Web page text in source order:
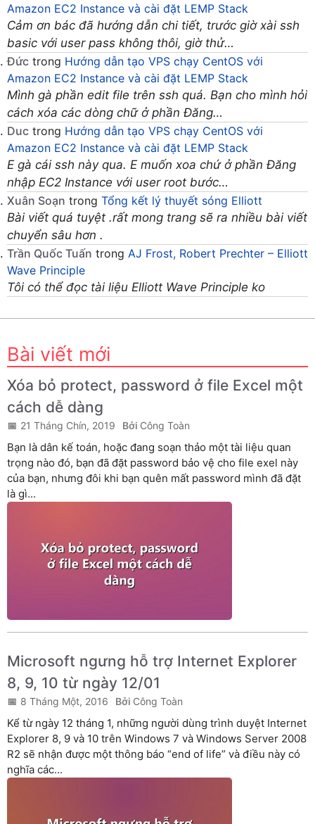
Amazon EC2 Instance và cài đặt LEMP Stack
Cảm ơn bác đã hướng dẫn chi tiết, trước giờ xài ssh
basic với user pass không thôi, giờ thử…
Đức trong Hướng dẫn tạo VPS chạy CentOS với
Amazon EC2 Instance và cài đặt LEMP Stack
Mình gà phần edit file trên ssh quá. Bạn cho mình hỏi
cách xóa các dòng chữ ở phần Đăng…
Duc trong Hướng dẫn tạo VPS chạy CentOS với
Amazon EC2 Instance và cài đặt LEMP Stack
E gà cái ssh này qua. E muốn xoa chứ ở phần Đăng
nhập EC2 Instance với user root bước…
Xuân Soạn trong Tổng kết lý thuyết sóng Elliott
Bài viết quá tuyệt .rất mong trang sẽ ra nhiều bài viết
chuyển sâu hơn .
Trần Quốc Tuấn trong AJ Frost, Robert Prechter – Elliott
Wave Principle
Tôi có thể đọc tài liệu Elliott Wave Principle ko
Bài viết mới
Xóa bỏ protect, password ở file Excel một
cách dễ dàng
21 Tháng Chín, 2019 Công Toàn
Bạn là dân kế toán, hoặc đang soạn thảo một tài liệu quan
trọng nào đó, bạn đã đặt password bảo vệ cho file exel này
của bạn, nhưng đôi khi bạn quên mất password mình đã đặt
là gì...
Microsoft ngưng hỗ trợ Internet Explorer
8, 9, 10 từ ngày 12/01
8 Tháng Một, 2016 Công Toàn
Kể từ ngày 12 tháng 1, những người dùng trình duyệt Internet
Explorer 8, 9 và 10 trên Windows 7 và Windows Server 2008
R2 sẽ nhận được một thông báo “end of life” và điều này có
nghĩa các...